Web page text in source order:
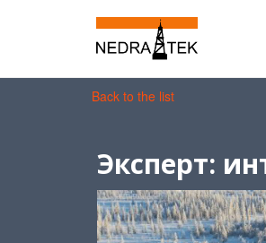
Back to the list
Эксперт: